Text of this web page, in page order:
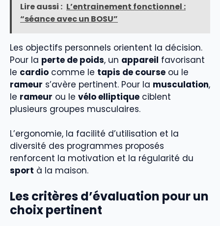
Lire aussi : L’entrainement fonctionnel :
“séance avec un BOSU”
Les objectifs personnels orientent la décision.
Pour la perte de poids, un appareil favorisant
le cardio comme le tapis de course ou le
rameur s’avère pertinent. Pour la musculation,
le rameur ou le vélo elliptique ciblent
plusieurs groupes musculaires.
L’ergonomie, la facilité d’utilisation et la
diversité des programmes proposés
renforcent la motivation et la régularité du
sport à la maison.
Les critères d’évaluation pour un
choix pertinent